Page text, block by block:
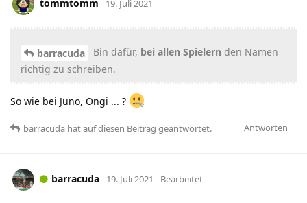
tommtomm 19. Juli 2021
barracuda Bin dafür, bei allen Spielern den Namen
richtig zu schreiben.
So wie bei Juno, Ongi ... ?
Antworten
barracuda hatauf diesen Beitrag geantwortet.
barracuda 19. Juli 2021 Bearbeitet